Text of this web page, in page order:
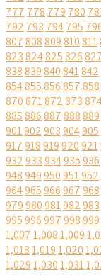
777 778 779 780
792 793 794795
807808809810811
823824825826
838839840841842
854855856857858
870871872873
885886887888889
901902903904905
917918919920921
932933934935936
948949950951952
964965966967968
979980981982983
995996997998999
1,0071,0081,009
1,0181,0191,020
1,0291,0301,031